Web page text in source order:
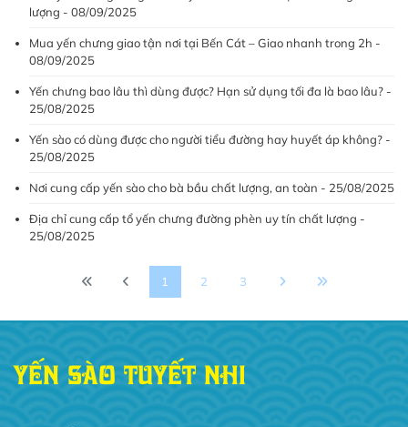
lượng - 08/09/2025
Mua yến chưng giao tận nơi tại Bến Cát – Giao nhanh trong 2h -
08/09/2025
Yến chưng bao lâu thì dùng được? Hạn sử dụng tối đa là bao lâu? -
25/08/2025
Yến sào có dùng được cho người tiểu đường hay huyết áp không? -
25/08/2025
Nơi cung cấp yến sào cho bà bầu chất lượng, an toàn - 25/08/2025
Địa chỉ cung cấp tổ yến chưng đường phèn uy tín chất lượng -
25/08/2025
1 2 3
YẾN SÀO TUYẾT NHI